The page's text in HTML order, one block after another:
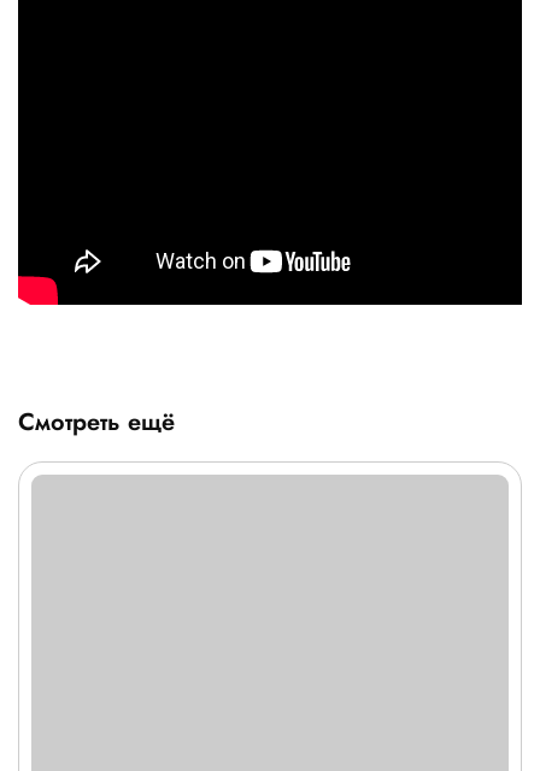
Смотреть ещё